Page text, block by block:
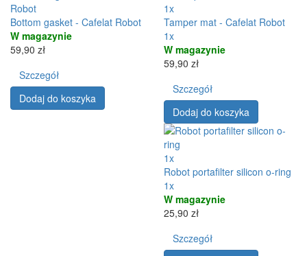
Bottom gasket - Cafelat Robot
W magazynie
59,90 zł
Szczegół
Dodaj do koszyka
1x
Tamper mat - Cafelat Robot
1x
W magazynie
59,90 zł
Szczegół
Dodaj do koszyka
1x
Robot portafilter silicon o-ring
1x
W magazynie
25,90 zł
Szczegół